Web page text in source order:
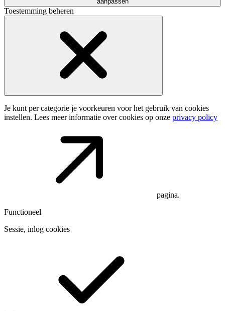
Toestemming beheren
Je kunt per categorie je voorkeuren voor het gebruik van cookies
instellen. Lees meer informatie over cookies op onze privacy policy
pagina.
Functioneel
Sessie, inlog cookies